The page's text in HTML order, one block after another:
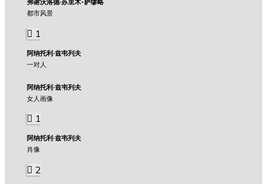
弗谢沃洛德·苏里木-萨缪略
都市风景
1
阿纳托利·兹韦列夫
一对人
阿纳托利·兹韦列夫
女人画像
1
阿纳托利·兹韦列夫
肖像
2